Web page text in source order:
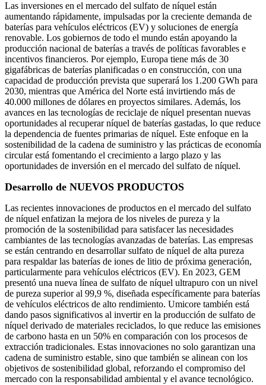
Las inversiones en el mercado del sulfato de níquel están
aumentando rápidamente, impulsadas por la creciente demanda de
baterías para vehículos eléctricos (EV) y soluciones de energía
renovable. Los gobiernos de todo el mundo están apoyando la
producción nacional de baterías a través de políticas favorables e
incentivos financieros. Por ejemplo, Europa tiene más de 30
gigafábricas de baterías planificadas o en construcción, con una
capacidad de producción prevista que superará los 1.200 GWh para
2030, mientras que América del Norte está invirtiendo más de
40.000 millones de dólares en proyectos similares. Además, los
avances en las tecnologías de reciclaje de níquel presentan nuevas
oportunidades al recuperar níquel de baterías gastadas, lo que reduce
la dependencia de fuentes primarias de níquel. Este enfoque en la
sostenibilidad de la cadena de suministro y las prácticas de economía
circular está fomentando el crecimiento a largo plazo y las
oportunidades de inversión en el mercado del sulfato de níquel.
Desarrollo de NUEVOS PRODUCTOS
Las recientes innovaciones de productos en el mercado del sulfato
de níquel enfatizan la mejora de los niveles de pureza y la
promoción de la sostenibilidad para satisfacer las necesidades
cambiantes de las tecnologías avanzadas de baterías. Las empresas
se están centrando en desarrollar sulfato de níquel de alta pureza
para respaldar las baterías de iones de litio de próxima generación,
particularmente para vehículos eléctricos (EV). En 2023, GEM
presentó una nueva línea de sulfato de níquel ultrapuro con un nivel
de pureza superior al 99,9 %, diseñada específicamente para baterías
de vehículos eléctricos de alto rendimiento. Umicore también está
dando pasos significativos al invertir en la producción de sulfato de
níquel derivado de materiales reciclados, lo que reduce las emisiones
de carbono hasta en un 50% en comparación con los procesos de
extracción tradicionales. Estas innovaciones no solo garantizan una
cadena de suministro estable, sino que también se alinean con los
objetivos de sostenibilidad global, reforzando el compromiso del
mercado con la responsabilidad ambiental y el avance tecnológico.